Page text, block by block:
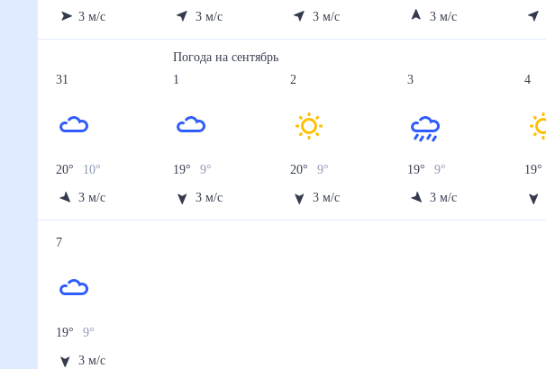
3 м/с
3 м/с
3 м/с
3 м/с
31
20° 10°
3 м/с
Погода насентябрь
1
19° 9°
3 м/с
2
20° 9
3 м/с
3
19° 9°
3 м/с
4
19°
7
19° 9°
3 м/с